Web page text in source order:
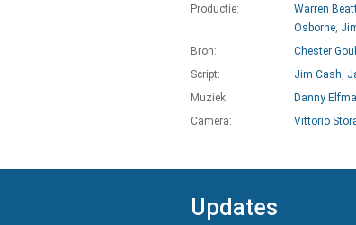
Productie:
Warren
Osborne,
Bron:
Chester
Script:
Jim Cash,
Muziek:
Danny
Camera:
Vittorio
Updates